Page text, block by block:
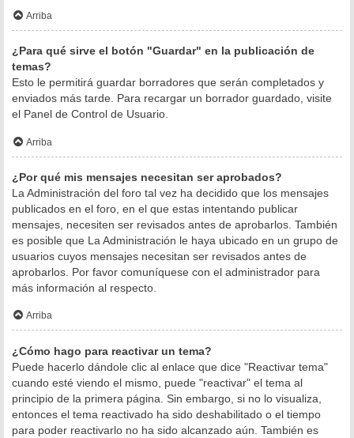
Arriba
¿Para qué sirve el botón "Guardar" en la publicación de
temas?
Esto le permitirá guardar borradores que serán completados y
enviados más tarde. Para recargar un borrador guardado, visite
el Panel de Control de Usuario.
Arriba
¿Por qué mis mensajes necesitan ser aprobados?
La Administración del foro tal vez ha decidido que los mensajes
publicados en el foro, en el que estas intentando publicar
mensajes, necesiten ser revisados antes de aprobarlos. También
es posible que La Administración le haya ubicado en un grupo de
usuarios cuyos mensajes necesitan ser revisados antes de
aprobarlos. Por favor comuníquese con el administrador para
más información al respecto.
Arriba
¿Cómo hago para reactivar un tema?
Puede hacerlo dándole clic al enlace que dice "Reactivar tema"
cuando esté viendo el mismo, puede "reactivar" el tema al
principio de la primera página. Sin embargo, si no lo visualiza,
entonces el tema reactivado ha sido deshabilitado o el tiempo
para poder reactivarlo no ha sido alcanzado aún. También es